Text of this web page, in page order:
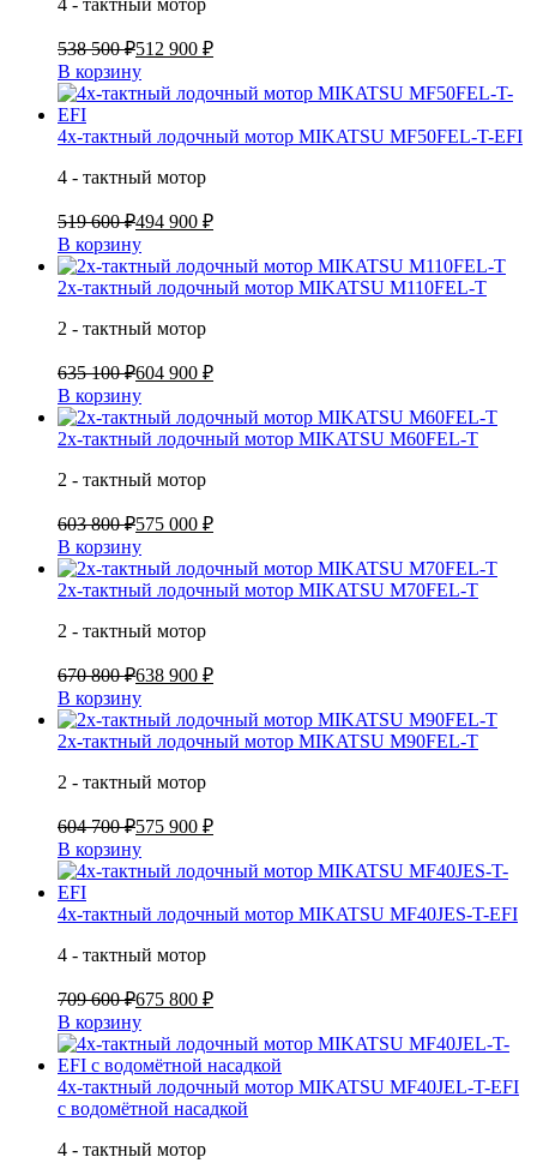
538 500 ₽512 900 ₽
В корзину
4х-тактный лодочный мотор MIKATSU MF50FEL-T-EFI
4 - тактный мотор
519 600 ₽494 900 ₽
В корзину
2х-тактный лодочный мотор MIKATSU M110FEL-T
2 - тактный мотор
635 100 ₽604 900 ₽
В корзину
2х-тактный лодочный мотор MIKATSU M60FEL-T
2 - тактный мотор
603 800 ₽575 000 ₽
В корзину
2х-тактный лодочный мотор MIKATSU M70FEL-T
2 - тактный мотор
670 800 ₽638 900 ₽
В корзину
2х-тактный лодочный мотор MIKATSU M90FEL-T
2 - тактный мотор
604 700 ₽575 900 ₽
В корзину
4х-тактный лодочный мотор MIKATSU MF40JES-T-EFI
4 - тактный мотор
709 600 ₽675 800 ₽
В корзину
4х-тактный лодочный мотор MIKATSU MF40JEL-T-EFI
с водомётной насадкой
4 - тактный мотор